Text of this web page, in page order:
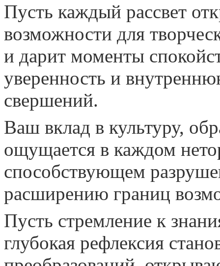
Пусть каждый рассвет
возможности для
и дарит моменты
уверенность и
свершений.
Ваш вклад в культуру,
ощущается в каждом
способствующем
расширению границ
Пусть стремление к
глубокая рефлексия